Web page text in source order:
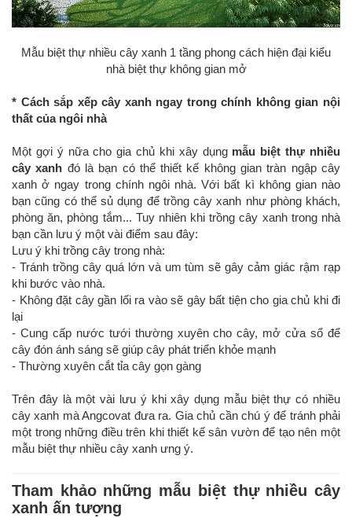
Mẫu biệt thự nhiều cây xanh 1 tầng phong cách hiện đại kiểu
nhà biệt thự không gian mở
* Cách sắp xếp cây xanh ngay trong chính không gian nội
thất của ngôi nhà
Một gợi ý nữa cho gia chủ khi xây dụng mẫu biệt thự nhiều
cây xanh đó là bạn có thể thiết kế không gian tràn ngập cây
xanh ở ngay trong chính ngôi nhà. Với bất kì không gian nào
bạn cũng có thể sủ dụng để trồng cây xanh như phòng khách,
phòng ăn, phòng tắm... Tuy nhiên khi trồng cây xanh trong nhà
bạn cần lưu ý một vài điểm sau đây:
Lưu ý khi trồng cây trong nhà:
- Tránh trồng cây quá lớn và um tùm sẽ gây cảm giác rậm rạp
khi bước vào nhà.
- Không đặt cây gần lối ra vào sẽ gây bất tiện cho gia chủ khi đi
lại
- Cung cấp nước tưới thường xuyên cho cây, mở cửa sổ để
cây đón ánh sáng sẽ giúp cây phát triển khỏe mạnh
- Thường xuyên cắt tỉa cây gọn gàng
Trên đây là một vài lưu ý khi xây dụng mẫu biệt thự có nhiều
cây xanh mà Angcovat đưa ra. Gia chủ cần chú ý để tránh phải
một trong những điều trên khi thiết kế sân vườn để tạo nên một
mẫu biệt thự nhiều cây xanh ưng ý.
Tham khảo những mẫu biệt thự nhiều cây
xanh ấn tượng